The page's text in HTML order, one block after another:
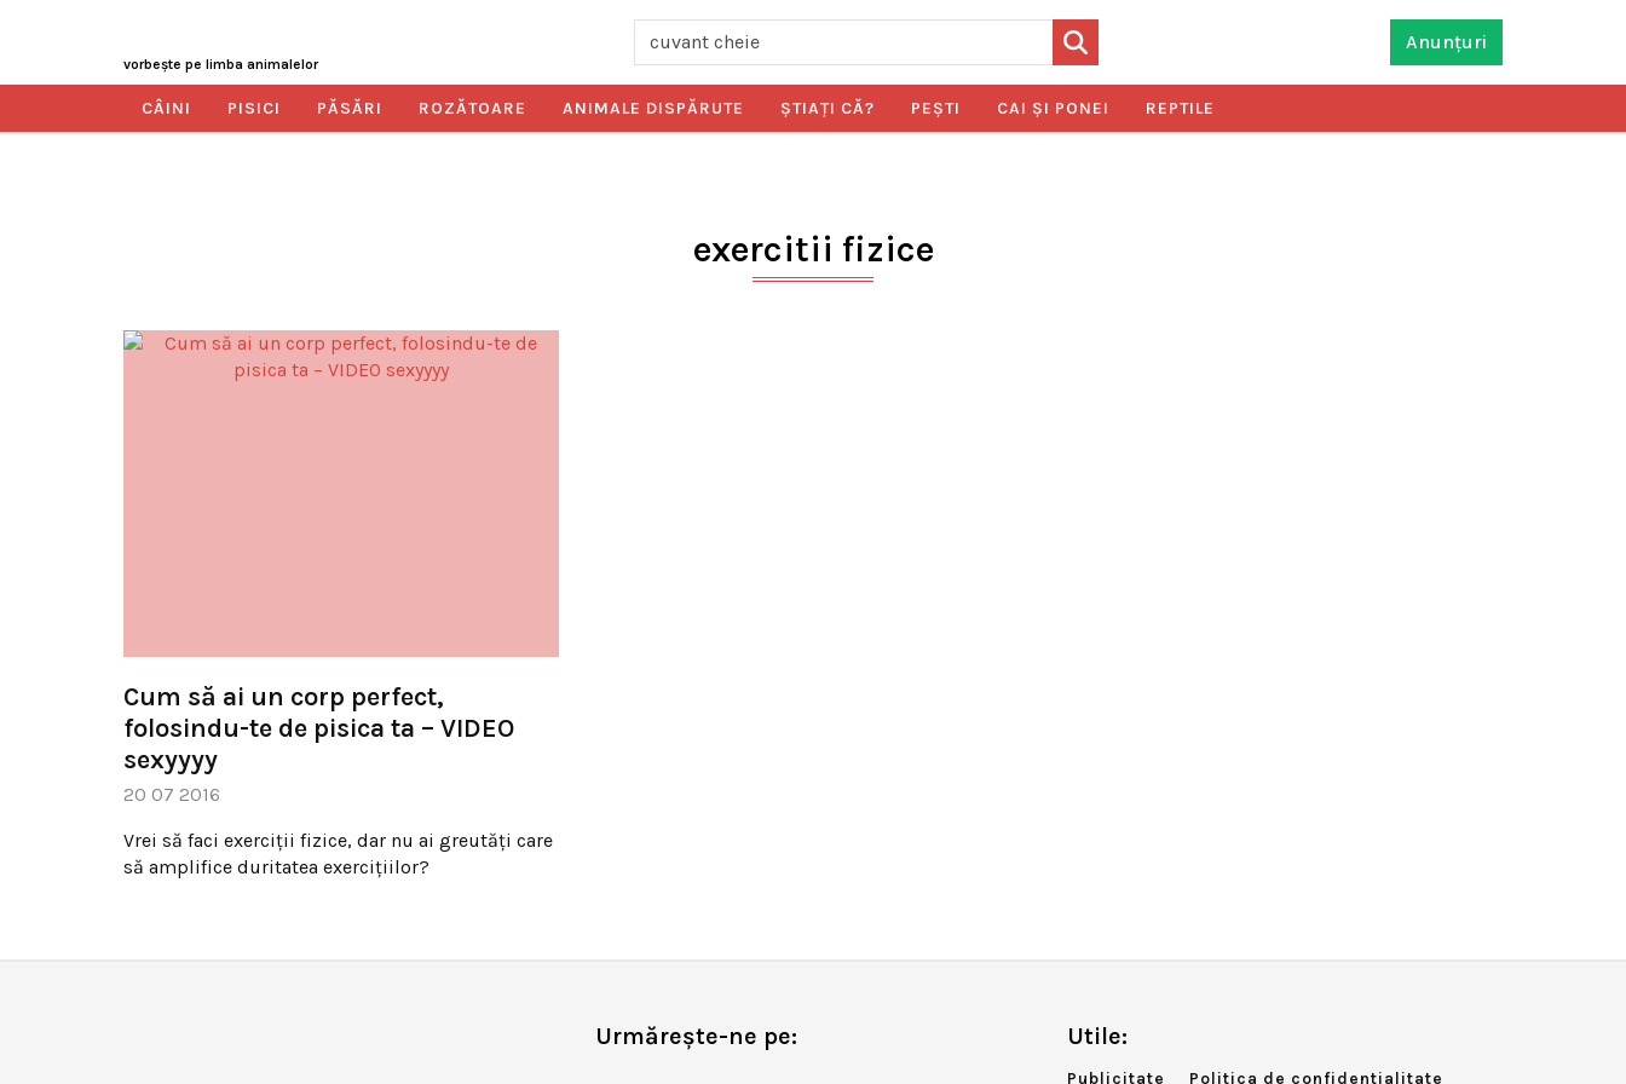
vorbeşte pe limba animalelor
Anunțuri
CÂINI PISICI PĂSĂRI ROZĂTOARE ANIMALE DISPĂRUTE ŞTIAŢI CĂ? PEŞTI CAI ŞI PONEI REPTILE
exercitii fizice
Cum să ai un corp perfect,
folosindu-te de pisica ta – VIDEO
sexyyyy
20 07 2016
Vrei să faci exerciții fizice, dar nu ai greutăți care
să amplifice duritatea exercițiilor?
Urmărește-ne pe: Utile:
Publicitate Politica de confidentialitate